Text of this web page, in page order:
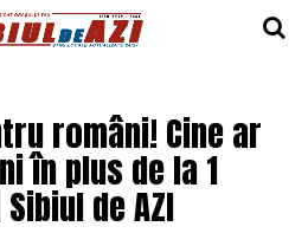
români! Cine ar
în plus de la 1
de AZI